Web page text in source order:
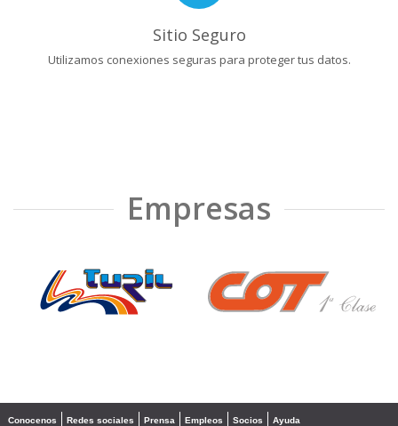
Sitio Seguro
Utilizamos conexiones seguras para proteger tus datos.
Empresas
❮ ❯
Conocenos Redes sociales Prensa Empleos Socios Ayuda